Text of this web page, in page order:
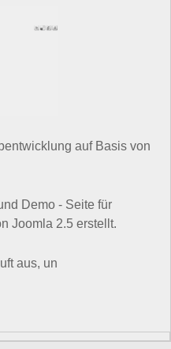
auf Basis von
Demo - Seite für
Joomla 2.5 erstellt.
aus, un